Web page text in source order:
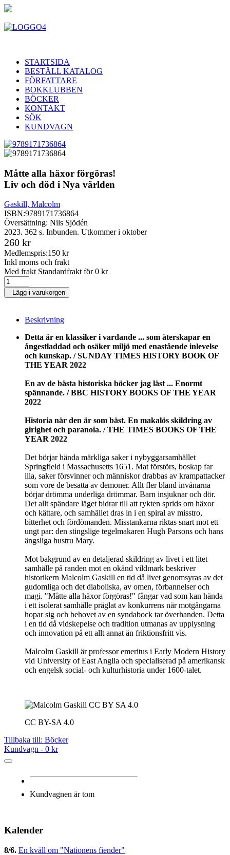
STARTSIDA
BESTÄLL KATALOG
FÖRFATTARE
BOKKLUBBEN
BÖCKER
KONTAKT
SÖK
KUNDVAGN
Måtte alla häxor förgöras!
Liv och död i Nya världen
Gaskill, Malcolm
ISBN:9789171736864
Översättning: Nils Sjödén
2023. 362 s. Inbunden. Utkommer i oktober
260 kr
Medlemspris:150 kr
Inkl moms och frakt
Med frakt Standardfrakt för 0 kr
Lägg i varukorgen
Beskrivning
Detta är en klassiker i vardande ... som återskapar en
ångestladdad och osäker miljö med enastående inlevelse
och kunskap. / SUNDAY TIMES HISTORY BOOK OF
THE YEAR 2022
En av de bästa historiska böcker jag läst ... Enormt
spännande. / BBC HISTORY BOOKS OF THE YEAR
2022
Historia när den är som bäst. En makalös skildring av
girighet och paranoia. / THE TIMES BOOKS OF THE
YEAR 2022
Det börjar hända märkliga saker i nybyggarsamhället
Springfield i Massachusetts 1651. Mat förstörs, boskap far
illa, saker försvinner och människor drabbas av krampattacker
som vore de besatta av demoner. Allt fler bland invånarna
börjar drömma underliga drömmar. Barn insjuknar och dör.
Det allt spändare läget bidrar till att rykten sprids om häxor
och kättare, och samhället dras in i en spiral av misstro,
bitterhet och fördömanden. Misstankarna riktas snart mot ett
ungt par: den stingslige tegelmakaren Hugh Parsons och hans
ängsliga hustru Mary.
Mot bakgrund av en detaljerad skildring av livet i ett litet
samhälle på randen mot en okänd vildmark beskriver
historikern Malcolm Gaskill en tid då livet genomsyras av det
gudomliga och det diaboliska, av omen, förbannelser och
magi. "Måtte alla häxor förgöras!" fångar vad som kan hända
i ett isolerat samhälle präglat av konkurrens när motgångarna
hopar sig och behovet av en syndabock tar överhanden. Detta
i en tid då vidskepelse och tradition utmanas av upplysning
och innovation på ett allt annat än friktionsfritt vis.
Malcolm Gaskill är professor emeritus i Early Modern History
vid University of East Anglia och specialiserad på amerikansk
och engelsk social- och kulturhistoria under 1600-talet.
CC BY-SA 4.0
Tillbaka till: Böcker
Kundvagn - 0 kr
Kundvagnen är tom
Kalender
8/6. En kväll om "Nationens fiender"